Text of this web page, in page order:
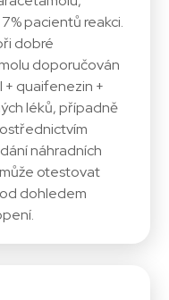
pacientů reakci.
dobré
doporučován
quaifenezin +
léků, případně
náhradních
otestovat
dohledem